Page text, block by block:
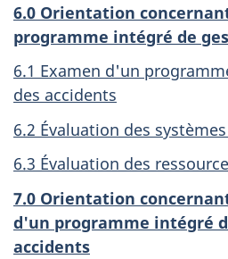
6.0 Orientation
programme intégré de
6.1 Examen d'un
des accidents
6.2 Évaluation des
6.3 Évaluation des
7.0 Orientation
d'un programme intégré
accidents